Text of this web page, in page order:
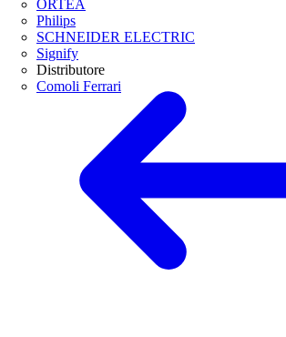
ORTEA
Philips
SCHNEIDER ELECTRIC
Signify
Distributore
Comoli Ferrari